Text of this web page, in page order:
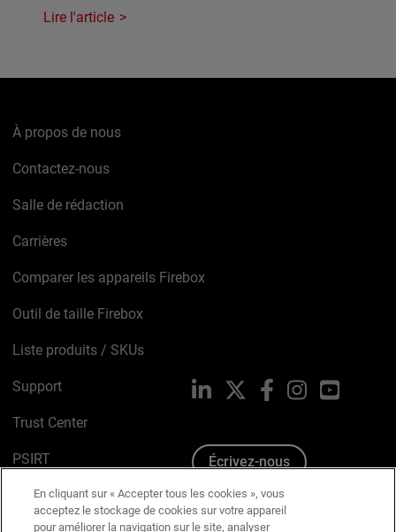
Lire l'article
À propos de nous
Contactez-nous
Salle de rédaction
Carrières
Comparer les appareils Firebox
Outil de taille Firebox
Liste produits / SKUs
Support
Trust Center
PSIRT
Avis sur les cookies
LinkedIn FacebookInstagramYouTube
Écrivez-nous
En cliquant sur « Accepter tous les cookies », vous
acceptez le stockage de cookies sur votre appareil
pour améliorer la navigation sur le site, analyser